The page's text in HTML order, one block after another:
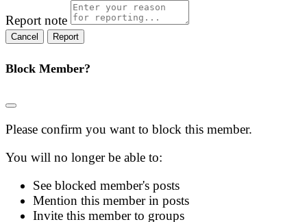
Report note
Report
Block Member?
Please confirm you want to block this member.
You will no longer be able to:
See blocked member's posts
Mention this member in posts
Invite this member to groups